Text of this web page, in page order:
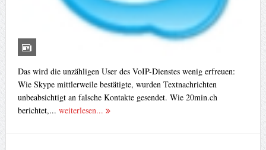
Das wird die unzähligen User des VoIP-Dienstes wenig erfreuen:
Wie Skype mittlerweile bestätigte, wurden Textnachrichten
unbeabsichtigt an falsche Kontakte gesendet. Wie 20min.ch
berichtet,... weiterlesen...